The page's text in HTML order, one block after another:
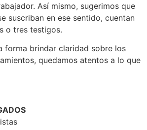
Así mismo, sugerimos que
suscriban en ese sentido, cuentan
o tres testigos.
forma brindar claridad sobre los
quedamos atentos a lo que